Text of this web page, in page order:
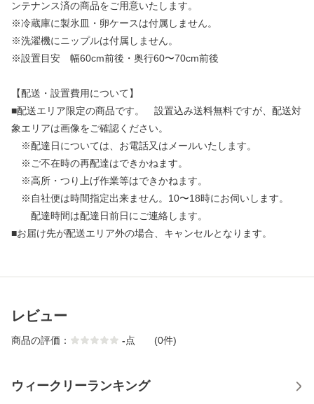
ンテナンス済の商品をご用意いたします。
※冷蔵庫に製氷皿・卵ケースは付属しません。
※洗濯機にニップルは付属しません。
※設置目安 幅60cm前後・奥行60〜70cm前後
【配送・設置費用について】
■配送エリア限定の商品です。 設置込み送料無料ですが、配送対
象エリアは画像をご確認ください。
※配達日については、お電話又はメールいたします。
※ご不在時の再配達はできかねます。
※高所・つり上げ作業等はできかねます。
※自社便は時間指定出来ません。10〜18時にお伺いします。
配達時間は配達日前日にご連絡します。
■お届け先が配送エリア外の場合、キャンセルとなります。
レビュー
商品の評価： -点 (0件)
ウィークリーランキング